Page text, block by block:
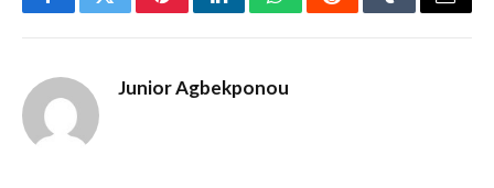
FacebookTwitterPinterestLinkedInWhatsAppRedditTumblrEmail
Junior Agbekponou